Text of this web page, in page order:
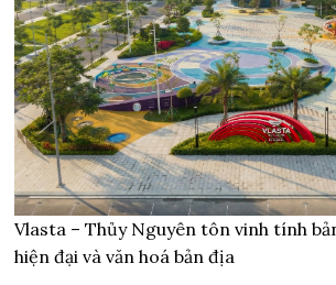
Vlasta – Thủy Nguyên tôn vinh tính
hiện đại và văn hoá bản địa